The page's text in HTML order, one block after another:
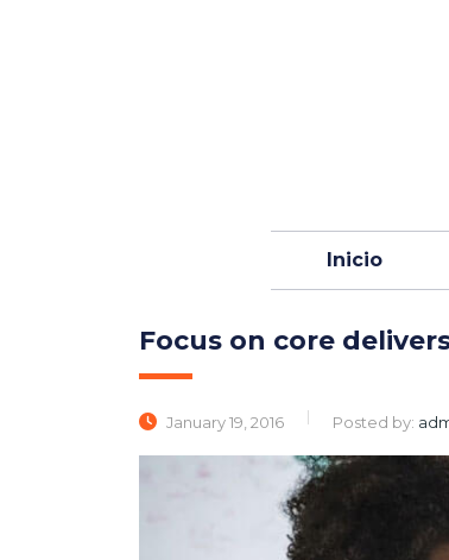
Inicio
Focus on core
January 19, 2016 Posted by: